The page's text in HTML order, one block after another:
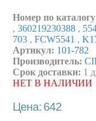
Номер по
, 360219230388 ,
703 , FCW5541 ,
Артикул: 101-782
Производитель:
Срок доставки: 1
НЕТ В НАЛИЧИИ
Цена: 642